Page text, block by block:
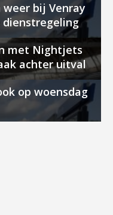
bij Venray
dienstregeling
met Nightjets
achter uitval
op woensdag